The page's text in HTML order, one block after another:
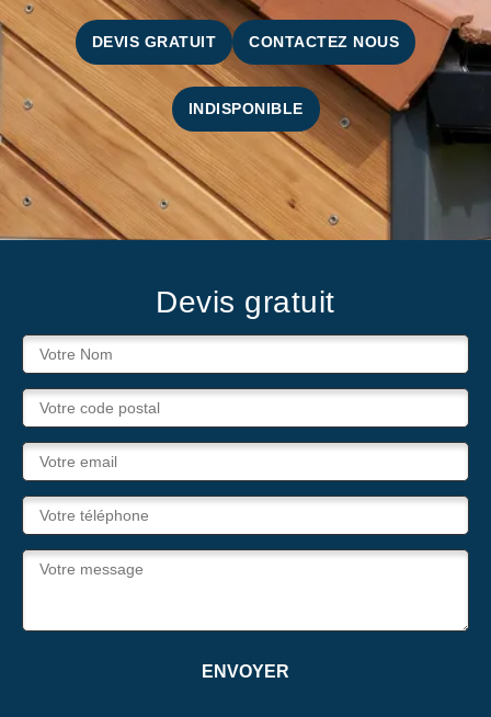
DEVIS GRATUIT CONTACTEZ NOUS
INDISPONIBLE
Devis gratuit